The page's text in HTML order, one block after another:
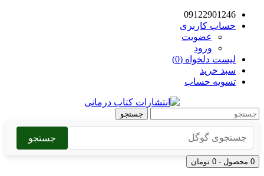
09122901246
حساب کاربری
عضویت
ورود
لیست دلخواه (0)
سبد خرید
تسویه حساب
جستجو
جستجو
0 محصول - 0 تومان